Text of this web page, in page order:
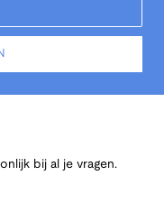
bij al je vragen.